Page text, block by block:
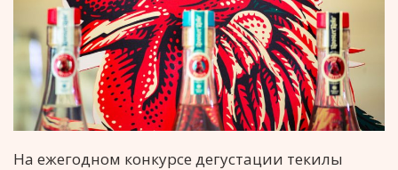
На ежегодном конкурсе дегустации текилы